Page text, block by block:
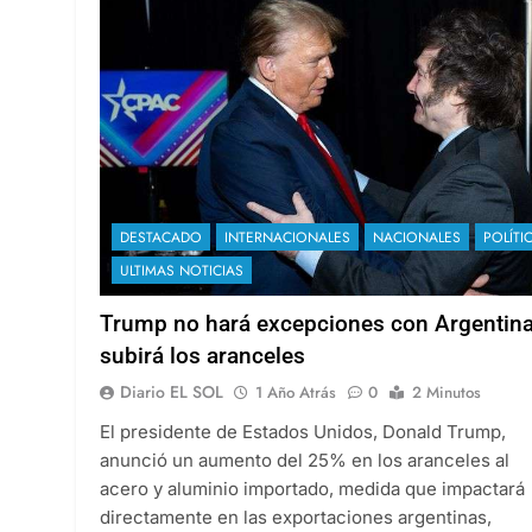
DESTACADO INTERNACIONALES NACIONALES
ULTIMAS NOTICIAS
Trump no hará excepciones con
subirá los aranceles
Diario EL SOL 1 Año Atrás 0
2 Minutos
El presidente de Estados Unidos, Donald Trump,
anunció un aumento del 25% en los aranceles al
acero y aluminio importado, medida que impactará
directamente en las exportaciones argentinas,